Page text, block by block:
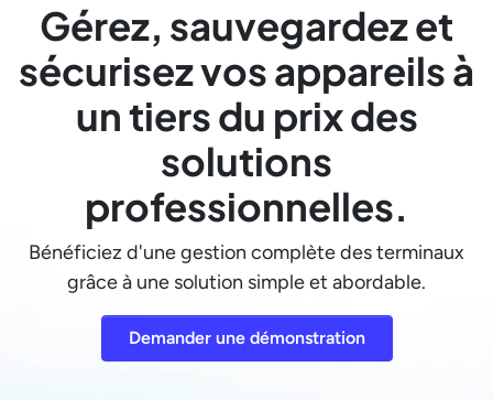
Gérez, sauvegardez et
sécurisez vos appareils à
un tiers du prix des
solutions
professionnelles.
Bénéficiez d'une gestion complète des terminaux
grâce à une solution simple et abordable.
Demander une démonstration